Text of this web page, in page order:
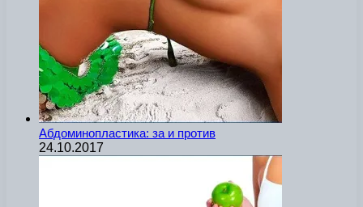
Абдоминопластика: за и против
24.10.2017